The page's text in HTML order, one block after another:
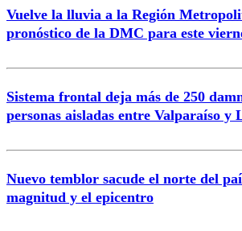
Vuelve la lluvia a la Región
pronóstico de la DMC para este
Sistema frontal deja más de 250
personas aisladas entre Valparaíso y
Nuevo temblor sacude el norte del
magnitud y el epicentro